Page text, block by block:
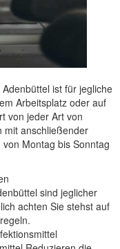
ist für jegliche
Arbeitsplatz oder auf
von jeder Art von
mit anschließender
Montag bis Sonntag
sind jeglicher
achten Sie stehst auf